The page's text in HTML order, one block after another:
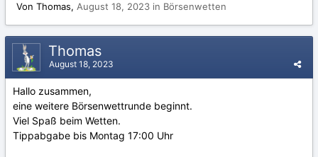
Von Thomas, August 18, 2023 in Börsenwetten
Thomas
August 18, 2023
Hallo zusammen,
eine weitere Börsenwettrunde beginnt.
Viel Spaß beim Wetten.
Tippabgabe bis Montag 17:00 Uhr